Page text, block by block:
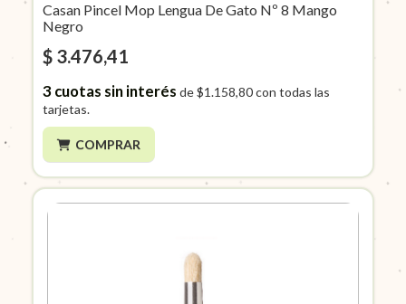
Casan Pincel Mop Lengua De Gato Nº 8 Mango
Negro
$ 3.476,41
3cuotas sin interés de$1.158,80con todas las
tarjetas.
COMPRAR